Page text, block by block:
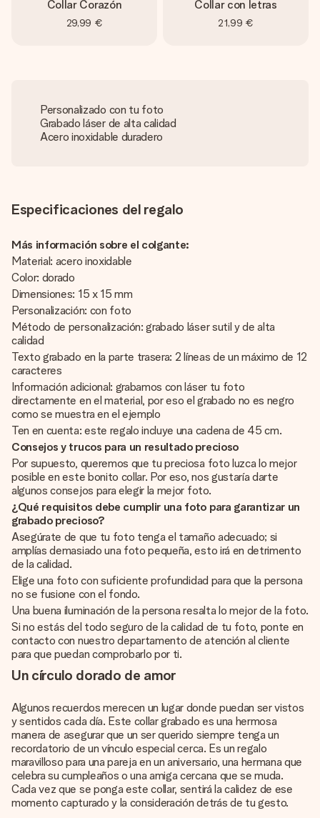
Collar Corazón
29,99 €
Collar con letras
21,99 €
Personalizado con tu foto
Grabado láser de alta calidad
Acero inoxidable duradero
Especificaciones del regalo
Más información sobre el colgante:
Material: acero inoxidable
Color: dorado
Dimensiones: 15 x 15 mm
Personalización: con foto
Método de personalización: grabado láser sutil y de alta
calidad
Texto grabado en la parte trasera: 2 líneas de un máximo de 12
caracteres
Información adicional: grabamos con láser tu foto
directamente en el material, por eso el grabado no es negro
como se muestra en el ejemplo
Ten en cuenta: este regalo incluye una cadena de 45 cm.
Consejos y trucos para un resultado precioso
Por supuesto, queremos que tu preciosa foto luzca lo mejor
posible en este bonito collar. Por eso, nos gustaría darte
algunos consejos para elegir la mejor foto.
¿Qué requisitos debe cumplir una foto para garantizar un
grabado precioso?
Asegúrate de que tu foto tenga el tamaño adecuado; si
amplías demasiado una foto pequeña, esto irá en detrimento
de la calidad.
Elige una foto con suficiente profundidad para que la persona
no se fusione con el fondo.
Una buena iluminación de la persona resalta lo mejor de la foto.
Si no estás del todo seguro de la calidad de tu foto, ponte en
contacto con nuestro departamento de atención al cliente
para que puedan comprobarlo por ti.
Un círculo dorado de amor
Algunos recuerdos merecen un lugar donde puedan ser vistos
y sentidos cada día. Este collar grabado es una hermosa
manera de asegurar que un ser querido siempre tenga un
recordatorio de un vínculo especial cerca. Es un regalo
maravilloso para una pareja en un aniversario, una hermana que
celebra su cumpleaños o una amiga cercana que se muda.
Cada vez que se ponga este collar, sentirá la calidez de ese
momento capturado y la consideración detrás de tu gesto.